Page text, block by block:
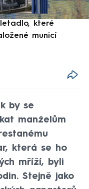
které
municí
by se
manželům
která se ho
mříží, byli
Stejně jako